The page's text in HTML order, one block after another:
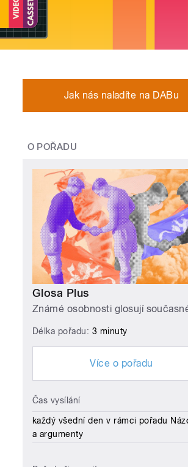
Jak nás naladíte na DABu
O POŘADU
Glosa Plus
Známé osobnosti glosují
Délka pořadu: 3 minuty
Více o pořadu
Čas vysílání
každý všední den v rámci pořadu
a argumenty